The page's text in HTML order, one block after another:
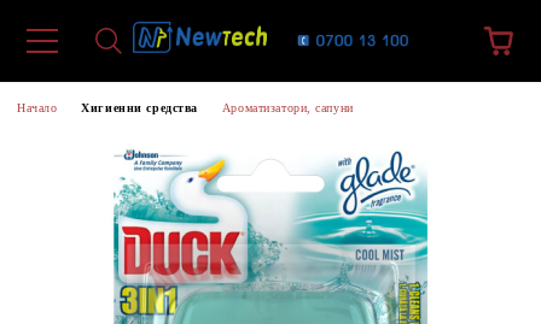
Начало Хигиенни средства Ароматизатори, сапуни